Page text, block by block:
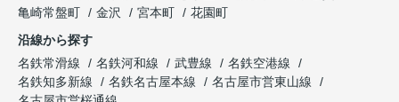
亀崎常盤町
金沢 宮本町
花園町
沿線から探す
名鉄常滑線
名鉄河和線 武豊線
名鉄空港線
名鉄知多新線
名鉄名古屋本線
名古屋市営東山線